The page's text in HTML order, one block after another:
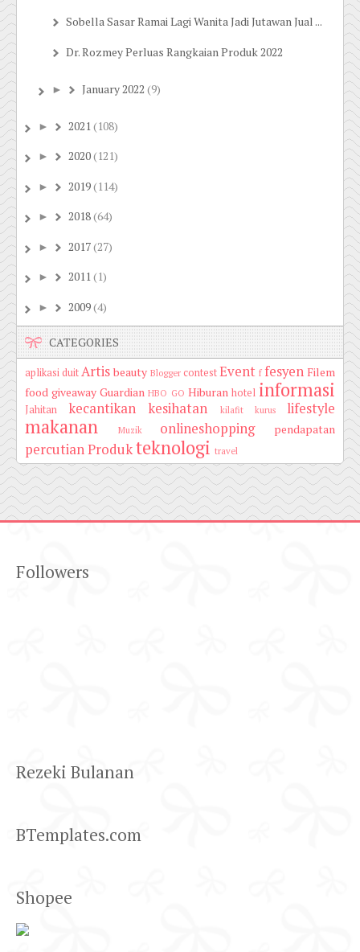
Sobella Sasar Ramai Lagi Wanita Jadi Jutawan Jual ...
Dr. Rozmey Perluas Rangkaian Produk 2022
► January 2022 (9)
► 2021 (108)
► 2020(121)
► 2019(114)
► 2018(64)
► 2017(27)
► 2011(1)
► 2009(4)
CATEGORIES
aplikasi duitArtis beauty Blogger contestEvent f fesyen Filem
food giveaway Guardian HBO GO Hiburan hotel informasi
Jahitan kecantikan kesihatan kilafit kurus lifestyle
makanan Muzik onlineshopping pendapatan
percutianProdukteknologi travel
Followers
Rezeki Bulanan
BTemplates.com
Shopee